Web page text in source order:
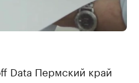
Data Пермский край